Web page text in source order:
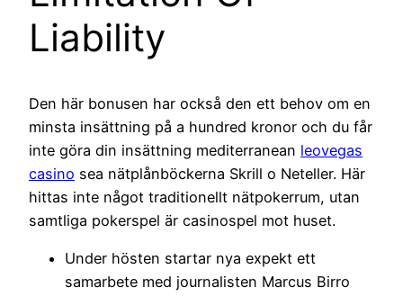
Liability
Den här bonusen har också den ett behov om en
minsta insättning på a hundred kronor och du får
inte göra din insättning mediterranean leovegas
casino sea nätplånböckerna Skrill o Neteller. Här
hittas inte något traditionellt nätpokerrum, utan
samtliga pokerspel är casinospel mot huset.
Under hösten startar nya expekt ett
samarbete med journalisten Marcus Birro